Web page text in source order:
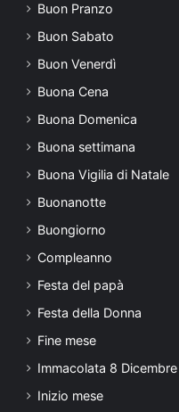
Buon Pranzo
Buon Sabato
Buon Venerdì
Buona Cena
Buona Domenica
Buona settimana
Buona Vigilia di Natale
Buonanotte
Buongiorno
Compleanno
Festa del papà
Festa della Donna
Fine mese
Immacolata 8 Dicembre
Inizio mese